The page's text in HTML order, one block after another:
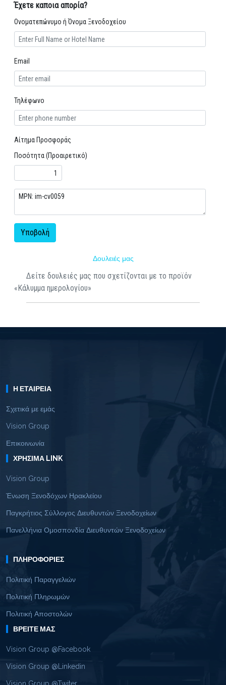
Έχετε καποια απορία?
Ονοματεπώνυμο ή Όνομα Ξενοδοχείου
Email
Τηλέφωνο
Αίτημα Προσφοράς
Ποσότητα (Προαιρετικό)
Υποβολή
Δουλειές μας
Δείτε δουλειές μας που σχετίζονται με το προϊόν
«Κάλυμμα ημερολογίου»
Η ΕΤΑΙΡΕΊΑ
Σχετικά με εμάς
Vision Group
Επικοινωνία
ΧΡΉΣΙΜΑ LINK
Vision Group
Ένωση Ξενοδόχων Ηρακλείου
Παγκρήτιος Σύλλογος Διευθυντών Ξενοδοχείων
Πανελλήνια Ομοσπονδία Διευθυντών Ξενοδοχείων
ΠΛΗΡΟΦΟΡΊΕΣ
Πολιτική Παραγγελιών
Πολιτική Πληρωμών
Πολιτική Αποστολών
ΒΡΕΊΤΕ ΜΑΣ
Vision Group @Facebook
Vision Group @Linkedin